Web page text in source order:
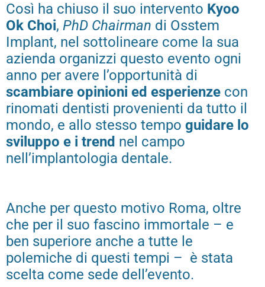
Così ha chiuso il suo intervento Kyoo
Ok Choi, PhD Chairman di Osstem
Implant, nel sottolineare come la sua
azienda organizzi questo evento ogni
anno per avere l’opportunità di
scambiare opinioni ed esperienze con
rinomati dentisti provenienti da tutto il
mondo, e allo stesso tempo guidare lo
sviluppo e i trend nel campo
nell’implantologia dentale.
Anche per questo motivo Roma, oltre
che per il suo fascino immortale – e
ben superiore anche a tutte le
polemiche di questi tempi – è stata
scelta come sede dell’evento.